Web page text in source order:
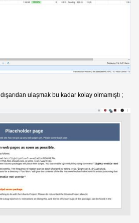
dışarıdan ulaşmak bu kadar kolay olmamıştı ;